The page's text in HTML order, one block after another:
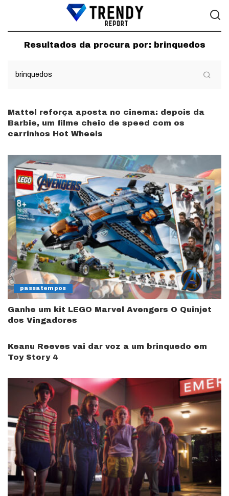
Resultados da procura por: brinquedos
Mattel reforça aposta no cinema: depois da
Barbie, um filme cheio de speed com os
carrinhos Hot Wheels
passatempos
Ganhe um kit LEGO Marvel Avengers O Quinjet
dos Vingadores
Keanu Reeves vai dar voz a um brinquedo em
Toy Story 4